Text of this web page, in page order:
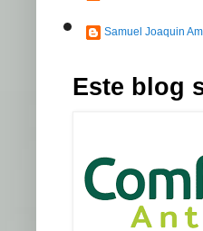
Samuel Joaquin
Este blog